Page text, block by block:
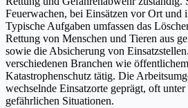
Feuerwachen, bei Einsätzen vor Ort und
Typische Aufgaben umfassen das
Rettung von Menschen und Tieren aus
sowie die Absicherung von
verschiedenen Branchen wie
Katastrophenschutz tätig. Die
wechselnde Einsatzorte geprägt, oft
gefährlichen Situationen.